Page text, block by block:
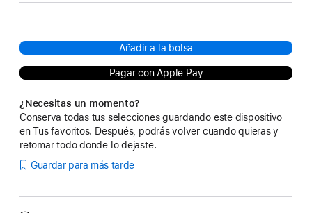
Añadir a la bolsa
Pagar con Apple Pay
¿Necesitas un momento?
Conserva todas tus selecciones guardando este dispositivo
en Tus favoritos. Después, podrás volver cuando quieras y
retomar todo donde lo dejaste.
Guardar para más tarde